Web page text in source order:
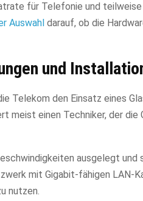
für Telefonie und
Auswahl darauf, ob die
und
Telekom den Einsatz eines
meist einen Techniker, der
ausgelegt
mit Gigabit-fähigen LAN-
nutzen.